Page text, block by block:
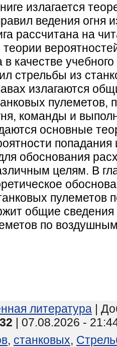
излагается
ведения огня
рассчитана на
в качестве
стрельбы из
излагаются
пулеметов,
команды и
основные
обоснования
целям. В
пулеметов
общие сведения
по
литература |
| 07.08.2026 -
, станковых,